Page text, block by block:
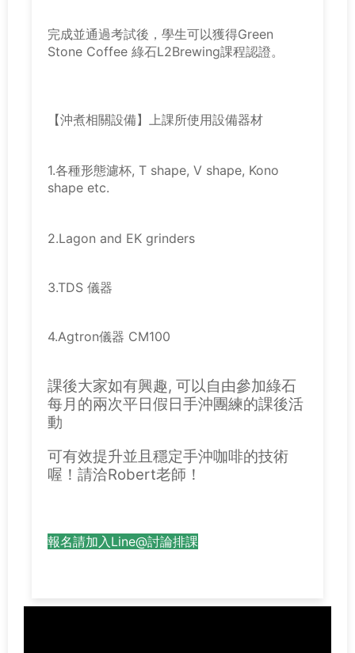
完成並通過考試後，學生可以獲得Green
Stone Coffee 綠石L2Brewing課程認證。
【沖煮相關設備】上課所使用設備器材
1.各種形態濾杯, T shape, V shape, Kono
shape etc.
2.Lagon and EK grinders
3.TDS 儀器
4.Agtron儀器 CM100
課後大家如有興趣, 可以自由參加綠石
每月的兩次平日假日手沖團練的課後活
動
可有效提升並且穩定手沖咖啡的技術
喔！請洽Robert老師！
報名請加入Line@討論排課